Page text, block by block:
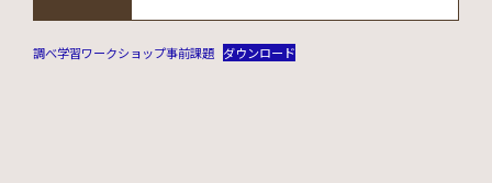
調べ学習ワークショップ事前課題 ダウンロード